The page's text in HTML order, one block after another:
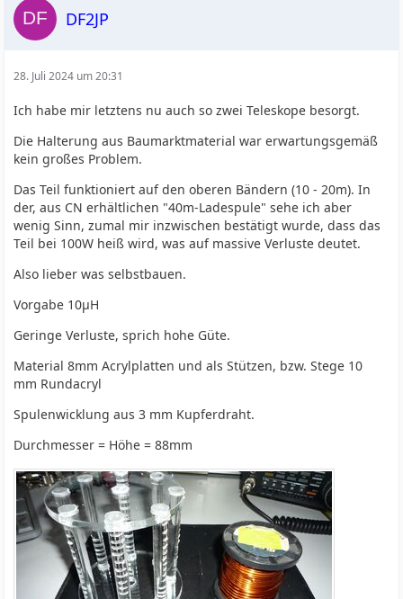
DF2JP
28. Juli 2024 um 20:31
Ich habe mir letztens nu auch so zwei Teleskope besorgt.
Die Halterung aus Baumarktmaterial war erwartungsgemäß
kein großes Problem.
Das Teil funktioniert auf den oberen Bändern (10 - 20m). In
der, aus CN erhältlichen "40m-Ladespule" sehe ich aber
wenig Sinn, zumal mir inzwischen bestätigt wurde, dass das
Teil bei 100W heiß wird, was auf massive Verluste deutet.
Also lieber was selbstbauen.
Vorgabe 10µH
Geringe Verluste, sprich hohe Güte.
Material 8mm Acrylplatten und als Stützen, bzw. Stege 10
mm Rundacryl
Spulenwicklung aus 3 mm Kupferdraht.
Durchmesser = Höhe = 88mm